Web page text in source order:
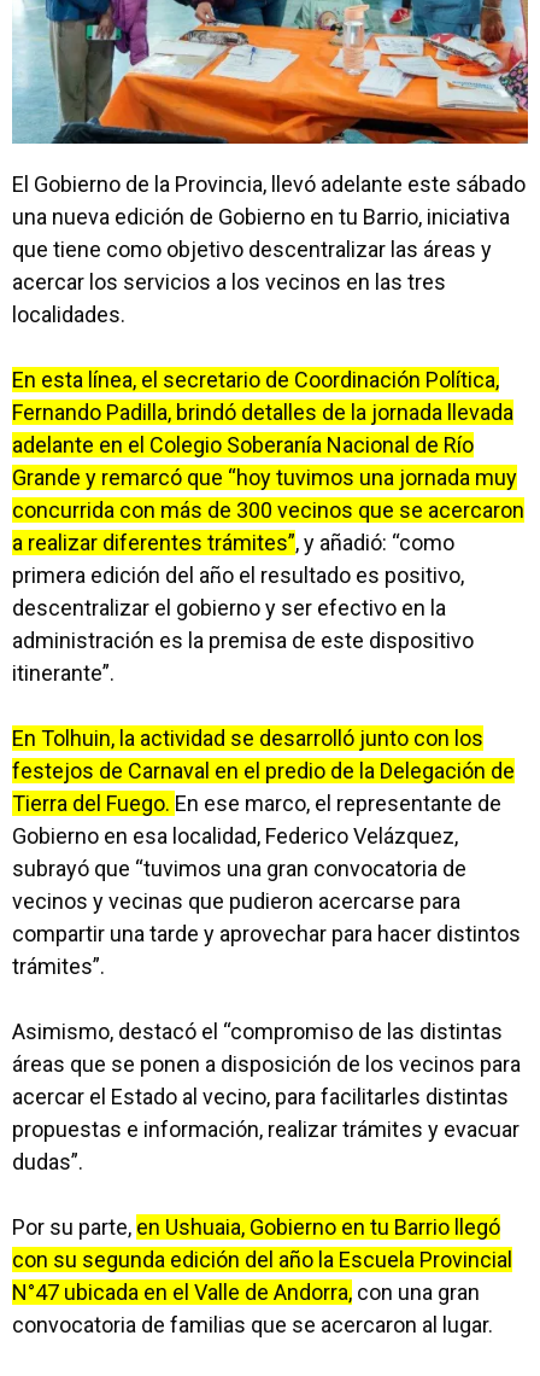
El Gobierno de la Provincia, llevó adelante este sábado
una nueva edición de Gobierno en tu Barrio, iniciativa
que tiene como objetivo descentralizar las áreas y
acercar los servicios a los vecinos en las tres
localidades.
En esta línea, el secretario de Coordinación Política,
Fernando Padilla, brindó detalles de la jornada llevada
adelante en el Colegio Soberanía Nacional de Río
Grande y remarcó que “hoy tuvimos una jornada muy
concurrida con más de 300 vecinos que se acercaron
a realizar diferentes trámites”, y añadió: “como
primera edición del año el resultado es positivo,
descentralizar el gobierno y ser efectivo en la
administración es la premisa de este dispositivo
itinerante”.
En Tolhuin, la actividad se desarrolló junto con los
festejos de Carnaval en el predio de la Delegación de
Tierra del Fuego. En ese marco, el representante de
Gobierno en esa localidad, Federico Velázquez,
subrayó que “tuvimos una gran convocatoria de
vecinos y vecinas que pudieron acercarse para
compartir una tarde y aprovechar para hacer distintos
trámites”.
Asimismo, destacó el “compromiso de las distintas
áreas que se ponen a disposición de los vecinos para
acercar el Estado al vecino, para facilitarles distintas
propuestas e información, realizar trámites y evacuar
dudas”.
Por su parte, en Ushuaia, Gobierno en tu Barrio llegó
con su segunda edición del año la Escuela Provincial
N°47 ubicada en el Valle de Andorra, con una gran
convocatoria de familias que se acercaron al lugar.